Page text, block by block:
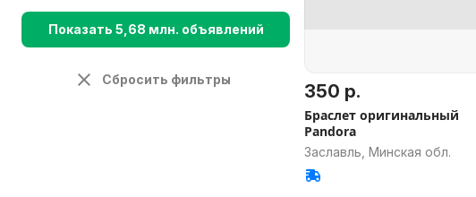
Показать 5,68 млн. объявлений
Сбросить фильтры
350 р.
Браслет оригинальный
Pandora
Заславль, Минская обл.